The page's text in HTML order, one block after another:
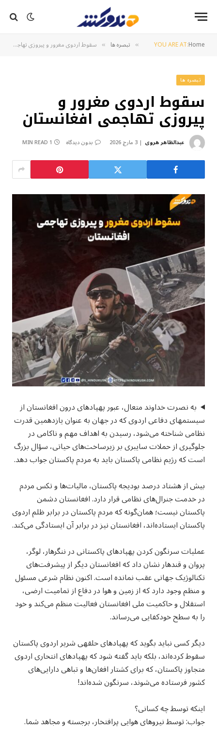
YOU ARE AT:Home
» تبصره ها » سقوط اردوی مغرور و پیروزی تهاجمی افغانستان
تبصره ها
سقوط اردوی مغرور و
پیروزی تهاجمی افغانستان
عبدالظاهر هروی 3 مارچ 2026 بدون دیدگاه 1 MIN READ
به نصرت خداوند متعال، عبور پهپادهای درون افغانستان از
سیستم‎های دفاعی اردوی که در جهان به عنوان یازدهمین قدرت
نظامی شناخته می‌شود، رسیدن به اهداف مهم و ناکامی در
جلوگیری از حملات سایبری بر زیرساخت‌های حیاتی، سؤال بزرگ
است که رژیم نظامی پاکستان باید به مردم پاکستان جواب دهد.
بیش از هشتاد درصد بودیجه پاکستان، مالیات‌ها و تکس مردم
در خدمت جنرال‌های نظامی قرار دارد. افغانستان دشمن
پاکستان نیست؛ همان‌گونه که مردم پاکستان در برابر ظلم اردوی
پاکستان ایستاده‌اند، افغانستان نیز در برابر آن ایستادگی می‌کند.
عملیات سرنگون کردن پهپادهای پاکستانی در ننگرهار، لوگر،
پروان و قندهار نشان داد که افغانستان دیگر از پیشرفت‌های
تکنالوژیک جهانی عقب نمانده است. اکنون نظام شرعی مسئول
و منظم وجود دارد که از زمین و هوا در دفاع از تمامیت ارضی،
استقلال و حاکمیت ملی افغانستان فعالیت منظم می‌کند و خود
را به سطح خودکفایی می‌رساند.
دیگر کسی نباید بگوید که پهپادهای حلقه‎ى شریر اردوی پاکستان
سقوط کرده‌اند، بلکه باید گفته شود که پهپادهای انتحاری اردوی
متجاوز پاکستان، که برای کشتار افغان‌ها و تباهی دارایی‌های
کشور فرستاده می‌شوند، سرنگون شده‌اند!
این‎که توسط چه کسانی؟
جواب: توسط نیروهای هوایی پرافتخار، برجسته و مجاهد شما.